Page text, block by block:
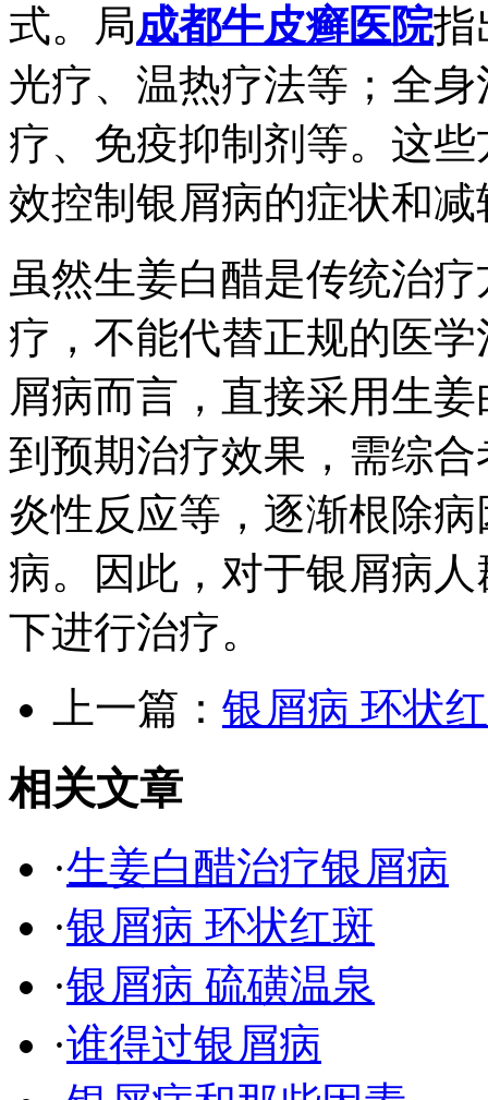
式。局成都牛皮癣医院指
光疗、温热疗法等；全
疗、免疫抑制剂等。这
效控制银屑病的症状和
虽然生姜白醋是传统治
疗，不能代替正规的医
屑病而言，直接采用生
到预期治疗效果，需综
炎性反应等，逐渐根除
病。因此，对于银屑病
下进行治疗。
上一篇： 银屑病 环状
相关文章
·生姜白醋治疗银屑病
·银屑病 环状红斑
·银屑病 硫磺温泉
·谁得过银屑病